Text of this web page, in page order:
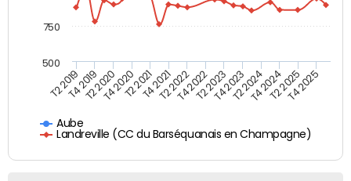
Aube
Landreville (CC du Barséquanais en Champagne)
T2 2019T4 2019T2 2020T4 2020T2 2021T4 2021T2 2022T4 2022T2 2023T4 2023T2 2024T4 2024T2 2025T4 2025
500
750